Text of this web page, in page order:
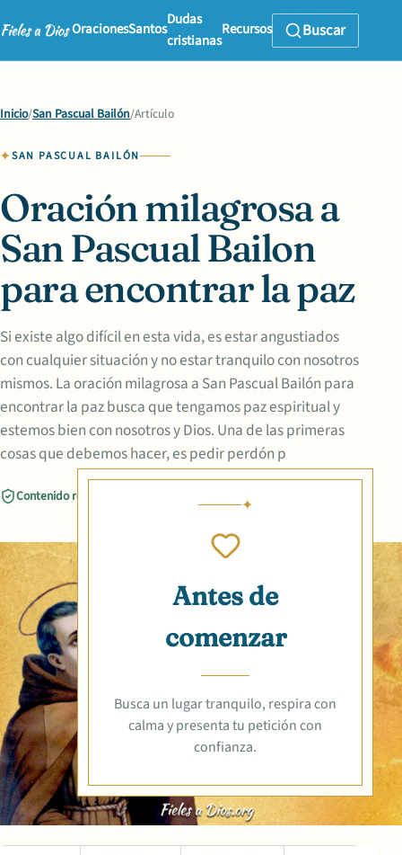
OracionesSantos
Dudas
cristianas
Recursos Buscar
Inicio/San Pascual Bailón/Artículo
SAN PASCUAL BAILÓN
Oración milagrosa a
San Pascual Bailon
para encontrar la paz
Si existe algo difícil en esta vida, es estar angustiados
con cualquier situación y no estar tranquilo con nosotros
mismos. La oración milagrosa a San Pascual Bailón para
encontrar la paz busca que tengamos paz espiritual y
estemos bien con nosotros y Dios. Una de las primeras
cosas que debemos hacer, es pedir perdón p
Contenido revisado
Antes de
comenzar
Busca un lugar tranquilo, respira con
calma y presenta tu petición con
confianza.